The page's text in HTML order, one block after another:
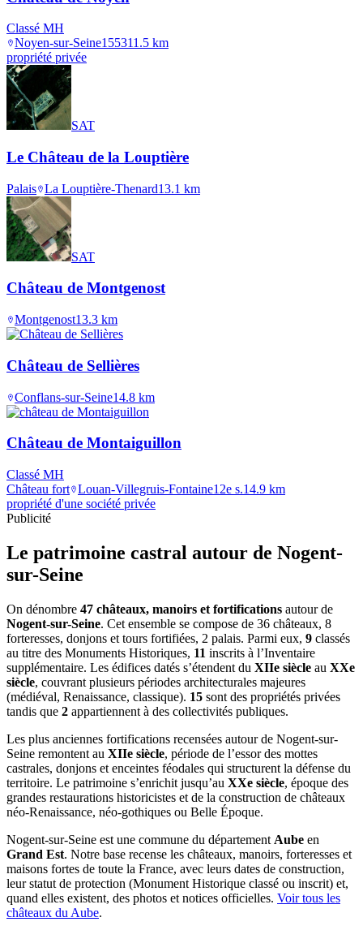
Classé MH
Noyen-sur-Seine155311.5 km
propriété privée
SAT
Le Château de la Louptière
Palais La Louptière-Thenard13.1 km
SAT
Château de Montgenost
Montgenost13.3 km
Château de Sellières
Conflans-sur-Seine14.8 km
Château de Montaiguillon
Classé MH
Château fort Louan-Villegruis-Fontaine12e s.14.9 km
propriété d'une société privée
Publicité
Le patrimoine castral autour de Nogent-
sur-Seine
On dénombre 47 châteaux, manoirs et fortifications autour de
Nogent-sur-Seine. Cet ensemble se compose de 36 châteaux, 8
forteresses, donjons et tours fortifiées, 2 palais. Parmi eux, 9 classés
au titre des Monuments Historiques, 11 inscrits à l’Inventaire
supplémentaire. Les édifices datés s’étendent du XIIe siècle au XXe
siècle, couvrant plusieurs périodes architecturales majeures
(médiéval, Renaissance, classique). 15 sont des propriétés privées
tandis que 2 appartiennent à des collectivités publiques.
Les plus anciennes fortifications recensées autour de Nogent-sur-
Seine remontent au XIIe siècle, période de l’essor des mottes
castrales, donjons et enceintes féodales qui structurent la défense du
territoire. Le patrimoine s’enrichit jusqu’au XXe siècle, époque des
grandes restaurations historicistes et de la construction de châteaux
néo-Renaissance, néo-gothiques ou Belle Époque.
Nogent-sur-Seine est une commune du département Aube en
Grand Est. Notre base recense les châteaux, manoirs, forteresses et
maisons fortes de toute la France, avec leurs dates de construction,
leur statut de protection (Monument Historique classé ou inscrit) et,
quand elles existent, des photos et notices officielles. Voir tous les
châteaux du Aube.